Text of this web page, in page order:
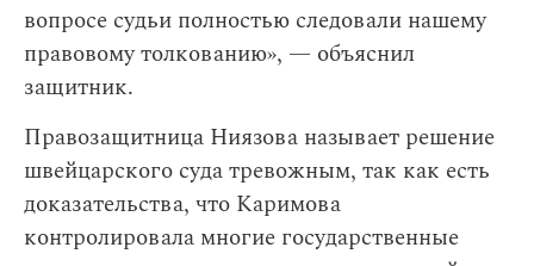
вопросе судьи полностью следовали нашему
правовому толкованию», — объяснил
защитник.
Правозащитница Ниязова называет решение
швейцарского суда тревожным, так как есть
доказательства, что Каримова
контролировала многие государственные